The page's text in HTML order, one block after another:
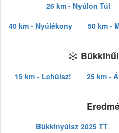
26 km - Nyúlon Túl
40 km - Nyúlékony
50 km -
15 km - Lehűlsz! 25 km -
Bükkinyúlsz 2025 TT